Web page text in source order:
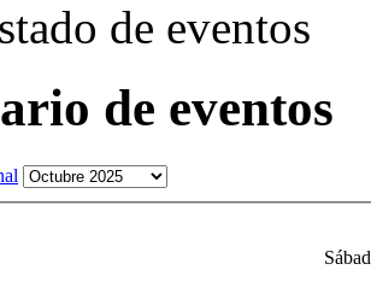
de eventos
de eventos